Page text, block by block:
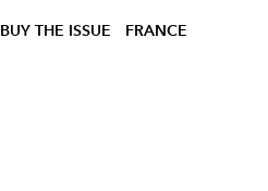
BUY THE ISSUE FRANCE